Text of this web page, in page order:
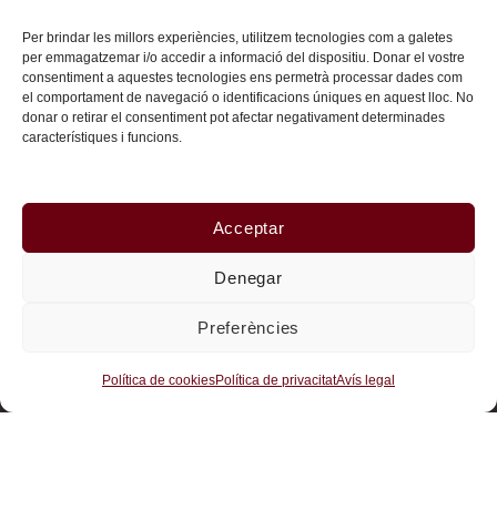
Per brindar les millors experiències, utilitzem tecnologies com a galetes
per emmagatzemar i/o accedir a informació del dispositiu. Donar el vostre
consentiment a aquestes tecnologies ens permetrà processar dades com
el comportament de navegació o identificacions úniques en aquest lloc. No
donar o retirar el consentiment pot afectar negativament determinades
característiques i funcions.
Acceptar
Denegar
Preferències
Política de cookiesPolítica de privacitatAvís legal
Blogs i Webs d’interès(1)
Exposicions(6)
Grans fotògrafs
SEGUEIX-ME